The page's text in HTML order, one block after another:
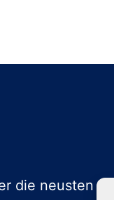
die neusten